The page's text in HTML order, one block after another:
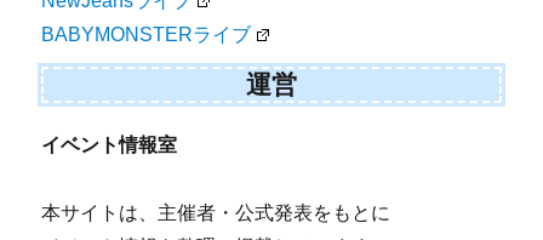
転職イベント
韓国映画｜上映スケジュール
K-POPイベント
BABYMONSTERライブ
運営